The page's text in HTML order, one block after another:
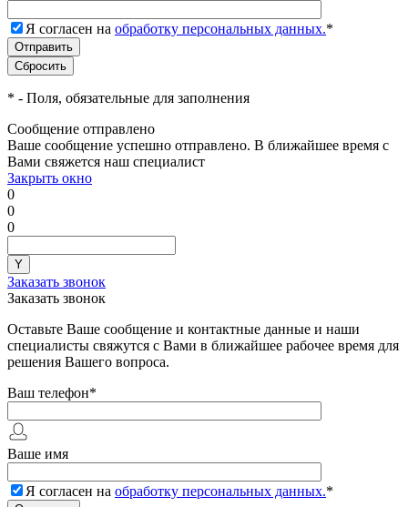
Я согласен на обработку персональных данных.*
* - Поля, обязательные для заполнения
Сообщение отправлено
Ваше сообщение успешно отправлено. В ближайшее время с
Вами свяжется наш специалист
Закрыть окно
0
0
0
Заказать звонок
Заказать звонок
Оставьте Ваше сообщение и контактные данные и наши
специалисты свяжутся с Вами в ближайшее рабочее время для
решения Вашего вопроса.
Ваш телефон*
Ваше имя
Я согласен на обработку персональных данных.*